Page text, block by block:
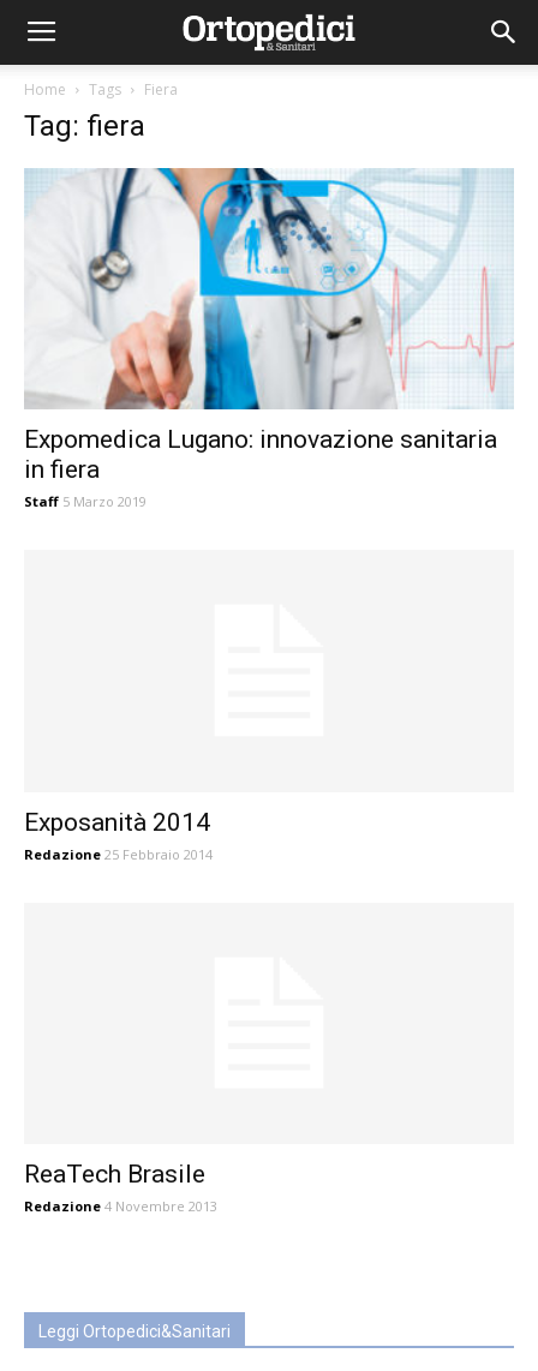
Home Tags Fiera
Tag: fiera
Expomedica Lugano: innovazione sanitaria
in fiera
Staff 5 Marzo 2019
Exposanità 2014
Redazione 25 Febbraio 2014
ReaTech Brasile
Redazione 4 Novembre 2013
Leggi Ortopedici&Sanitari